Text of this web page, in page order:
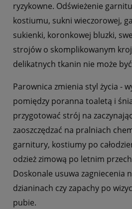
ryzykowne. Odświeżenie
kostiumu, sukni wieczorowej,
sukienki, koronkowej bluzki,
strojów o skomplikowanym
delikatnych tkanin nie może być
Parownica zmienia styl życia -
pomiędzy poranna toaletą i
przygotować strój na
zaoszczędzać na pralniach
garnitury, kostiumy po
odzież zimową po letnim
Doskonale usuwa zagniecenia
dzianinach czy zapachy po
pubie.